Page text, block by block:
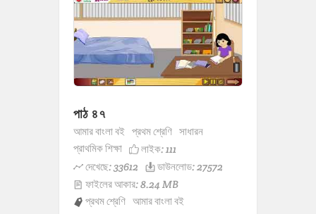
পাঠ ৪৭
আমার বাংলা বই প্রথম শ্রেণি সাধারন
প্রাথমিক শিক্ষা
লাইক:111
দেখেছে: 33612
ডাউনলোড: 27572
ফাইলের আকার: 8.24 MB
প্রথম শ্রেণি আমার বাংলা বই